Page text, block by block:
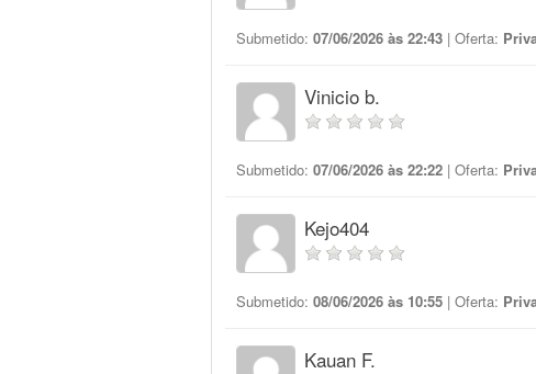
Submetido: 07/06/2026 às 22:43 | Oferta:
Vinicio b.
Submetido: 07/06/2026 às 22:22 | Oferta:
Kejo404
Submetido: 08/06/2026 às 10:55 | Oferta:
Kauan F.